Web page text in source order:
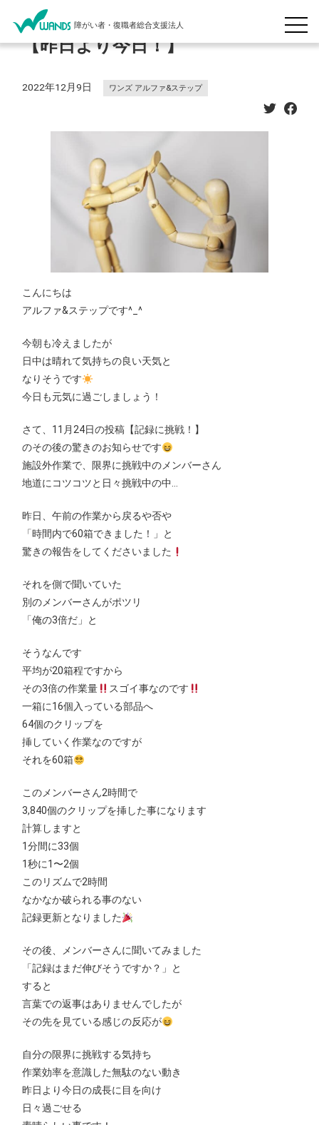
障がい者・復職者総合支援法人
【昨日より今日！】
2022年12月9日 ワンズ アルファ&ステップ
こんにちは
アルファ&ステップです^_^
今朝も冷えましたが
日中は晴れて気持ちの良い天気と
なりそうです
今日も元気に過ごしましょう！
さて、11月24日の投稿【記録に挑戦！】
のその後の驚きのお知らせです
施設外作業で、限界に挑戦中のメンバーさん
地道にコツコツと日々挑戦中の中…
昨日、午前の作業から戻るや否や
「時間内で60箱できました！」と
驚きの報告をしてくださいました
それを側で聞いていた
別のメンバーさんがポツリ
「俺の3倍だ」と
そうなんです
平均が20箱程ですから
その3倍の作業量
スゴイ事なのです
一箱に16個入っている部品へ
64個のクリップを
挿していく作業なのですが
それを60箱
このメンバーさん2時間で
3,840個のクリップを挿した事になります
計算しますと
1分間に33個
1秒に1〜2個
このリズムで2時間
なかなか破られる事のない
記録更新となりました
その後、メンバーさんに聞いてみました
「記録はまだ伸びそうですか？」と
すると
言葉での返事はありませんでしたが
その先を見ている感じの反応が
自分の限界に挑戦する気持ち
作業効率を意識した無駄のない動き
昨日より今日の成長に目を向け
日々過ごせる